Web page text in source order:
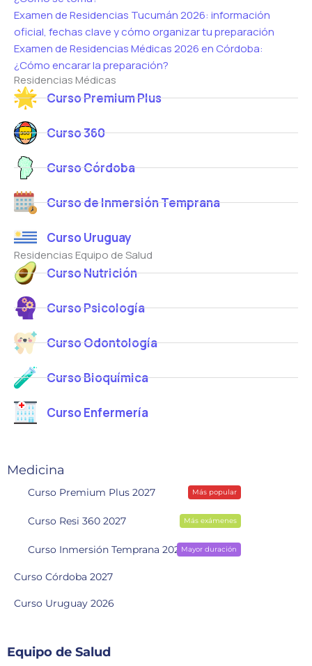
Examen de Residencias Tucumán 2026: información
oficial, fechas clave y cómo organizar tu preparación
Examen de Residencias Médicas 2026 en Córdoba:
¿Cómo encarar la preparación?
Residencias Médicas
Curso Premium Plus
Curso 360
Curso Córdoba
Curso de Inmersión Temprana
Curso Uruguay
Residencias Equipo de Salud
Curso Nutrición
Curso Psicología
Curso Odontología
Curso Bioquímica
Curso Enfermería
Medicina
Curso Premium Plus 2027 Más popular
Curso Resi 360 2027 Más exámenes
Curso Inmersión Temprana 2028Mayor duración
Curso Córdoba 2027
Curso Uruguay 2026
Equipo de Salud